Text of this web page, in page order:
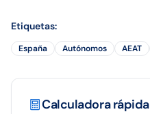
Etiquetas:
España Autónomos AEAT
Calculadora rápida